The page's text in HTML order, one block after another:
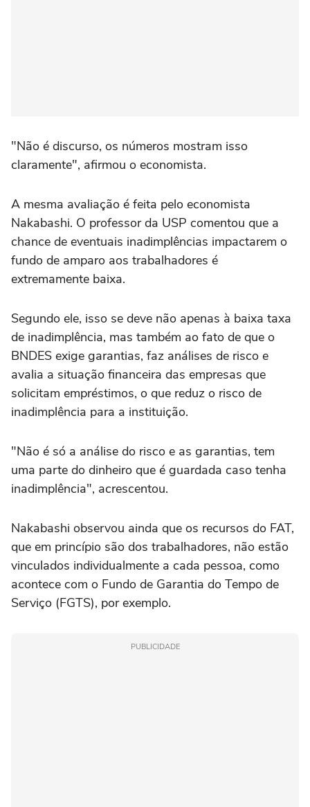
"Não é discurso, os números mostram isso
claramente", afirmou o economista.
A mesma avaliação é feita pelo economista
Nakabashi. O professor da USP comentou que a
chance de eventuais inadimplências impactarem o
fundo de amparo aos trabalhadores é
extremamente baixa.
Segundo ele, isso se deve não apenas à baixa taxa
de inadimplência, mas também ao fato de que o
BNDES exige garantias, faz análises de risco e
avalia a situação financeira das empresas que
solicitam empréstimos, o que reduz o risco de
inadimplência para a instituição.
"Não é só a análise do risco e as garantias, tem
uma parte do dinheiro que é guardada caso tenha
inadimplência", acrescentou.
Nakabashi observou ainda que os recursos do FAT,
que em princípio são dos trabalhadores, não estão
vinculados individualmente a cada pessoa, como
acontece com o Fundo de Garantia do Tempo de
Serviço (FGTS), por exemplo.
PUBLICIDADE